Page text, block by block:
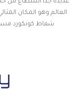
العالم وهو المكان
شفاط كونكورد